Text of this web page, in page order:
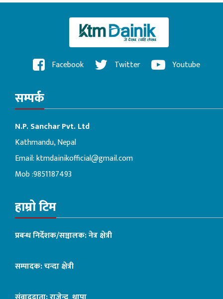
Facebook Twitter Youtube
सम्पर्क
N.P. Sanchar Pvt. Ltd
Kathmandu, Nepal
Email:ktmdainikofficial@gmail.com
Mob :9851187493
हाम्रो टिम
प्रबन्ध निर्देशक/सञ्चालक: नेत्र क्षेत्री
सम्पादक: चन्दा क्षेत्री